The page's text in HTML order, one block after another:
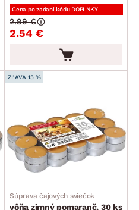
Cena po zadaní kódu DOPLNKY
2.54 €
2.99 €
ZĽAVA 15 %
Súprava čajových sviečok
vôňa zimný pomaranč, 30 ks